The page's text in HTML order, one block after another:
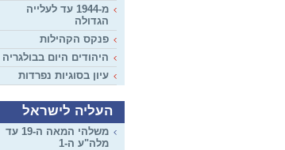
מ-1944 עד לעלייה
הגדולה
פנקס הקהילות
היהודים היום בבולגריה
עיון בסוגיות נפרדות
העליה לישראל
משלהי המאה ה-19 עד
מלה"ע ה-1